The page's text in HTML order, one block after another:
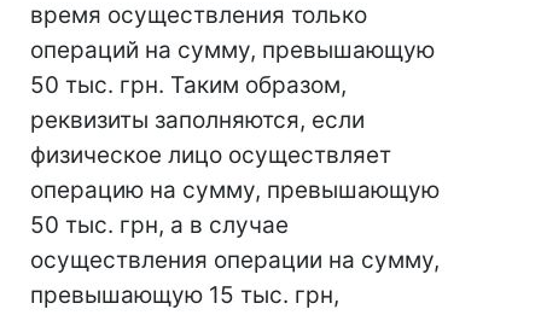
время осуществления только
операций на сумму, превышающую
50 тыс. грн. Таким образом,
реквизиты заполняются, если
физическое лицо осуществляет
операцию на сумму, превышающую
50 тыс. грн, а в случае
осуществления операции на сумму,
превышающую 15 тыс. грн,